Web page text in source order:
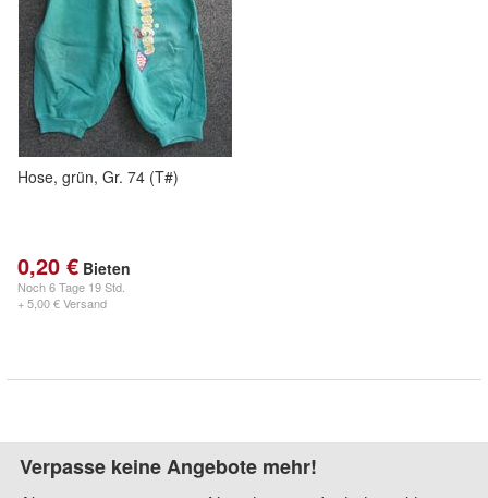
Hose, grün, Gr. 74 (T#)
0,20 € Bieten
Noch6 Tage 19 Std.
+ 5,00 € Versand
Verpasse keine Angebote mehr!